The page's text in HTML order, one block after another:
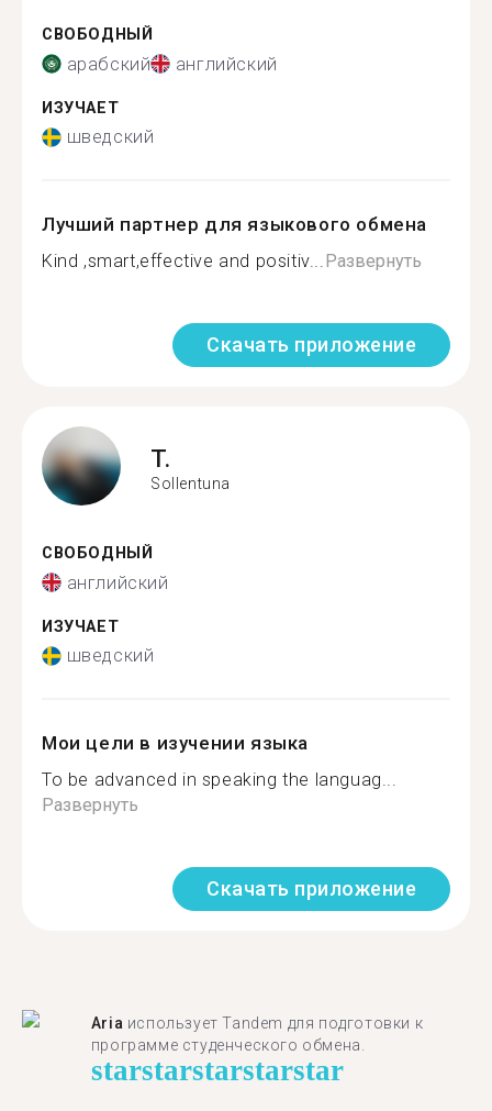
СВОБОДНЫЙ
арабский английский
ИЗУЧАЕТ
шведский
Лучший партнер для языкового обмена
Kind ,smart,effective and positiv...Развернуть
Скачать приложение
T.
Sollentuna
СВОБОДНЫЙ
английский
ИЗУЧАЕТ
шведский
Мои цели в изучении языка
To be advanced in speaking the languag...
Развернуть
Скачать приложение
Aria использует Tandem для подготовки к
программе студенческого обмена.
starstarstarstarstar